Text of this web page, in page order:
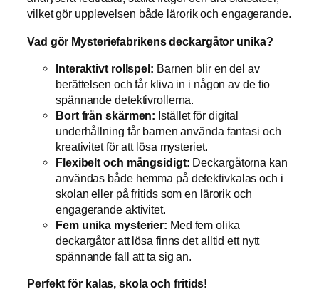
vilket gör upplevelsen både lärorik och engagerande.
Vad gör Mysteriefabrikens deckargåtor unika?
Interaktivt rollspel: Barnen blir en del av
berättelsen och får kliva in i någon av de tio
spännande detektivrollerna.
Bort från skärmen: Istället för digital
underhållning får barnen använda fantasi och
kreativitet för att lösa mysteriet.
Flexibelt och mångsidigt: Deckargåtorna kan
användas både hemma på detektivkalas och i
skolan eller på fritids som en lärorik och
engagerande aktivitet.
Fem unika mysterier: Med fem olika
deckargåtor att lösa finns det alltid ett nytt
spännande fall att ta sig an.
Perfekt för kalas, skola och fritids!